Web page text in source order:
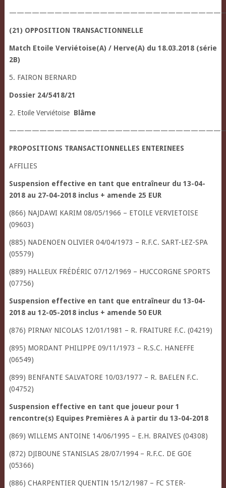
(21) OPPOSITION TRANSACTIONNELLE
Match Etoile Verviétoise(A) / Herve(A) du 18.03.2018 (série
2B)
5. FAIRON BERNARD
Dossier 24/5418/21
2. Etoile Verviétoise Blâme
PROPOSITIONS TRANSACTIONNELLES ENTERINEES
AFFILIES
Suspension effective en tant que entraîneur du 13-04-
2018 au 27-04-2018 inclus + amende 25 EUR
(866) NAJDAWI KARIM 08/05/1966 – ETOILE VERVIETOISE
(09603)
(885) NADENOEN OLIVIER 04/04/1973 – R.F.C. SART-LEZ-SPA
(05579)
(889) HALLEUX FRÉDÉRIC 07/12/1969 – HUCCORGNE SPORTS
(07756)
Suspension effective en tant que entraîneur du 13-04-
2018 au 12-05-2018 inclus + amende 50 EUR
(876) PIRNAY NICOLAS 12/01/1981 – R. FRAITURE F.C. (04219)
(895) MORDANT PHILIPPE 09/11/1973 – R.S.C. HANEFFE
(06549)
(899) BENFANTE SALVATORE 10/03/1977 – R. BAELEN F.C.
(04752)
Suspension effective en tant que joueur pour 1
rencontre(s) Equipes Premières A à partir du 13-04-2018
(869) WILLEMS ANTOINE 14/06/1995 – E.H. BRAIVES (04308)
(872) DJIBOUNE STANISLAS 28/07/1994 – R.F.C. DE GOE
(05366)
(886) CHARPENTIER QUENTIN 15/12/1987 – FC STER-